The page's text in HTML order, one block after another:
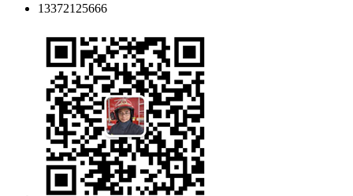
13372125666